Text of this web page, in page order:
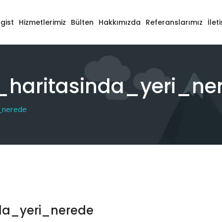
Hizmetlerimiz Bülten Hakkımızda Referanslarımız